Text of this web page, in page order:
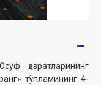
ҳазратларининг
тўпламининг 4-